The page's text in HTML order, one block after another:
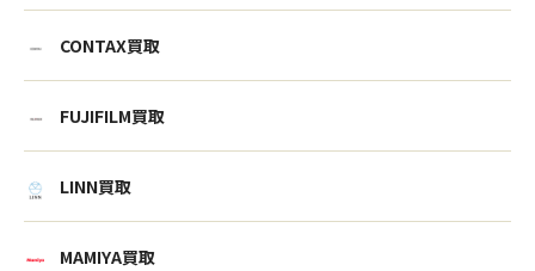
CONTAX買取
FUJIFILM買取
LINN買取
MAMIYA買取